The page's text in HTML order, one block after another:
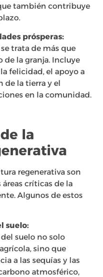
también contribuye
prósperas:
trata de más que
la granja. Incluye
felicidad, el apoyo a
de la tierra y el
en la comunidad.
la
regenerativa son
críticas de la
Algunos de estos
suelo:
suelo no solo
sino que
a las sequías y las
atmosférico,